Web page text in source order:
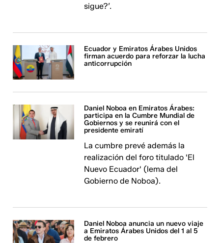
sigue?’.
Ecuador y Emiratos Árabes Unidos
firman acuerdo para reforzar la lucha
anticorrupción
Daniel Noboa en Emiratos Árabes:
participa en la Cumbre Mundial de
Gobiernos y se reunirá con el
presidente emiratí
La cumbre prevé además la
realización del foro titulado 'El
Nuevo Ecuador' (lema del
Gobierno de Noboa).
Daniel Noboa anuncia un nuevo viaje
a Emiratos Árabes Unidos del 1 al 5
de febrero